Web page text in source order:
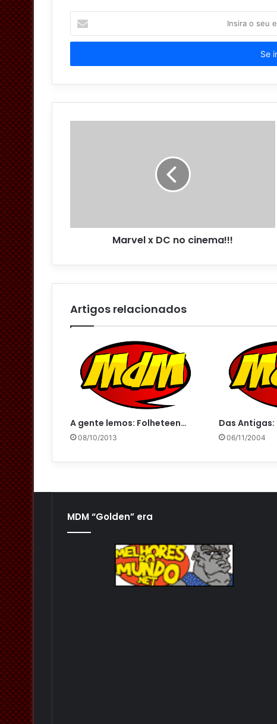
s
r
s
o
e
Marvel x DC no cinema!!!
Artigos relacionados
A gente lemos: Folheteen…
08/10/2013
Das
06/11/2004
MDM “Golden” era